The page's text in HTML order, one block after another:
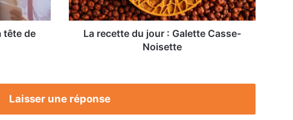
tête de
Noisette
La recette du jour : Galette Casse-
Noisette
Laisser une réponse